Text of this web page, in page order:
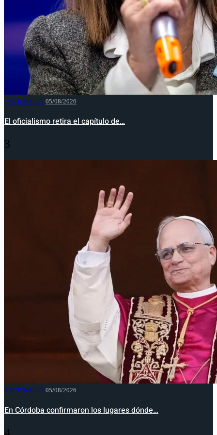
NACIONALES 05/08/2026
El oficialismo retira el capítulo de…
3
NACIONALES 05/08/2026
En Córdoba confirmaron los lugares dónde…